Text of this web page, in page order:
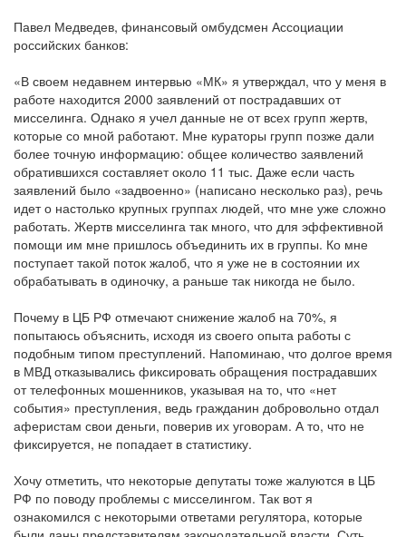
Павел Медведев, финансовый омбудсмен Ассоциации
российских банков:
«В своем недавнем интервью «МК» я утверждал, что у меня в
работе находится 2000 заявлений от пострадавших от
мисселинга. Однако я учел данные не от всех групп жертв,
которые со мной работают. Мне кураторы групп позже дали
более точную информацию: общее количество заявлений
обратившихся составляет около 11 тыс. Даже если часть
заявлений было «задвоенно» (написано несколько раз), речь
идет о настолько крупных группах людей, что мне уже сложно
работать. Жертв мисселинга так много, что для эффективной
помощи им мне пришлось объединить их в группы. Ко мне
поступает такой поток жалоб, что я уже не в состоянии их
обрабатывать в одиночку, а раньше так никогда не было.
Почему в ЦБ РФ отмечают снижение жалоб на 70%, я
попытаюсь объяснить, исходя из своего опыта работы с
подобным типом преступлений. Напоминаю, что долгое время
в МВД отказывались фиксировать обращения пострадавших
от телефонных мошенников, указывая на то, что «нет
события» преступления, ведь гражданин добровольно отдал
аферистам свои деньги, поверив их уговорам. А то, что не
фиксируется, не попадает в статистику.
Хочу отметить, что некоторые депутаты тоже жалуются в ЦБ
РФ по поводу проблемы с мисселингом. Так вот я
ознакомился с некоторыми ответами регулятора, которые